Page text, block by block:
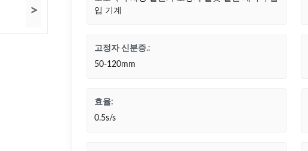
>
입 기계
고정자 신분증.:
50-120mm
효율:
0.5s/s